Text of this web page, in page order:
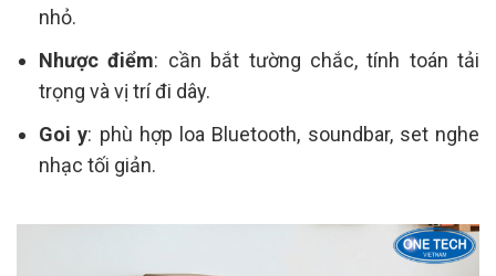
nhỏ.
Nhược điểm: cần bắt tường chắc, tính toán tải
trọng và vị trí đi dây.
Goi y: phù hợp loa Bluetooth, soundbar, set nghe
nhạc tối giản.